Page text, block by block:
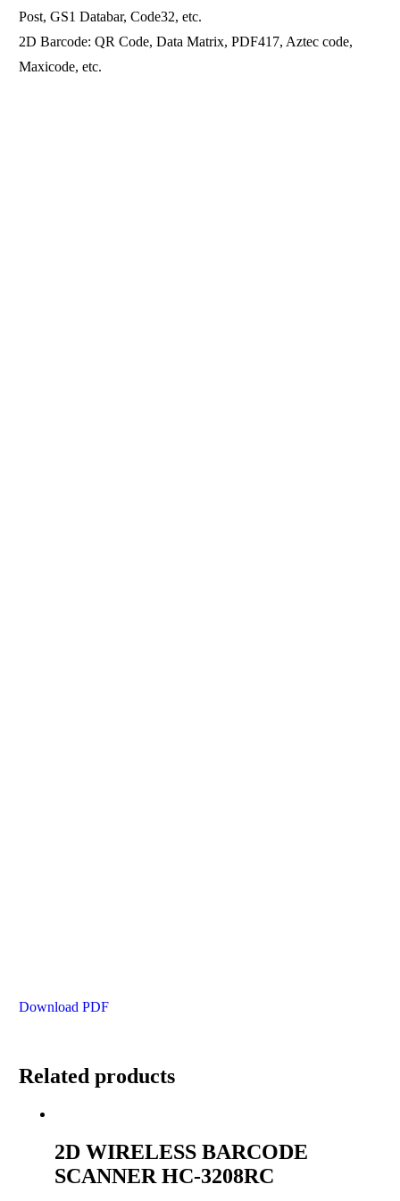
Post, GS1 Databar, Code32, etc.
2D Barcode: QR Code, Data Matrix, PDF417, Aztec code,
Maxicode, etc.
Download PDF
Related products
2D WIRELESS BARCODE
SCANNER HC-3208RC